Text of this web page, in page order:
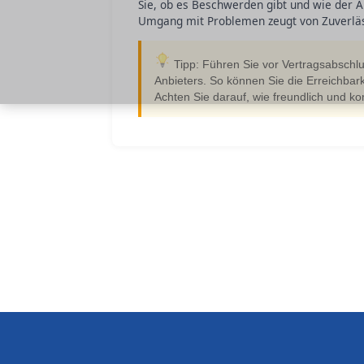
Sie, ob es Beschwerden gibt und wie
Umgang mit Problemen zeugt von
Tipp: Führen Sie vor
Anbieters. So können Sie die
Achten Sie darauf, wie freundlich und